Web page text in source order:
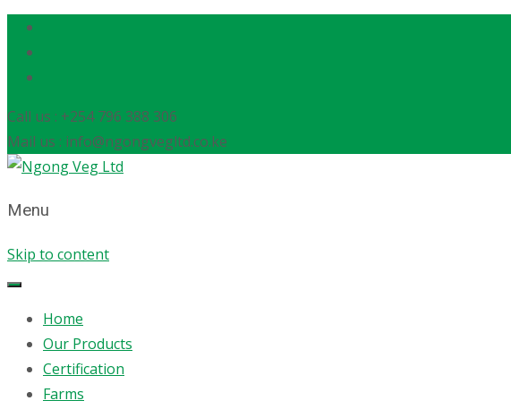
Call us : +254 796 388 306
Mail us : info@ngongvegltd.co.ke
Menu
Skip to content
Home
Our Products
Certification
Farms